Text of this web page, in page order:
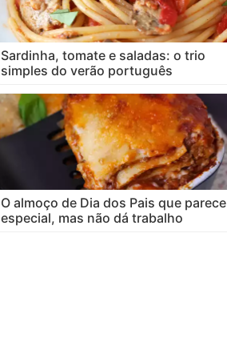
Sardinha, tomate e saladas: o trio
simples do verão português
O almoço de Dia dos Pais que parece
especial, mas não dá trabalho